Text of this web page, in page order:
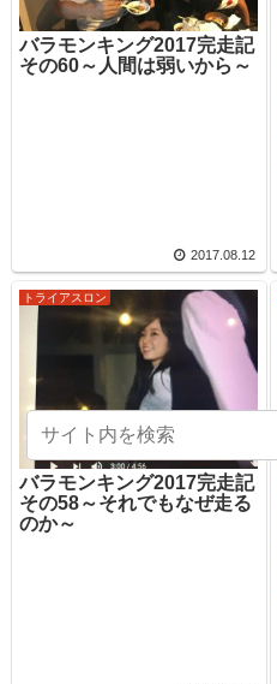
バラモンキング2017完走記
その60～人間は弱いから～
2017.08.12
トライアスロン
バラモンキング2017完走記
その58～それでもなぜ走る
のか～